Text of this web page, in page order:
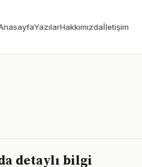
YazılarHakkımızdaİletişim
detaylı bilgi